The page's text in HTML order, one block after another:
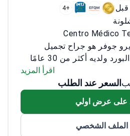
قبل
+4
Centro Médico
جوفر هو جراح تجميل
حاصل على شهادة البورد ولديه أكثر من 30 عامًا
في تجميل الأنف وتضخم
الجسم وتجديد شباب الوجه
بمساعدة الكمبيوتر (MICARS). كما أنه حاصل على
اقرأ المزيد
السعر عند الطلب
عرض اولي
الشخصي